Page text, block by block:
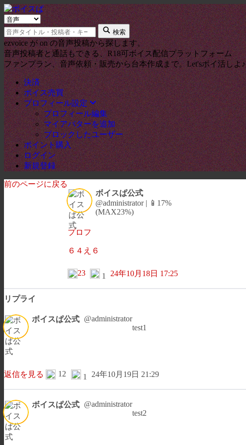
検索タイプ
キーワード
検索
ezvoice が on の音声投稿から探します。
音声投稿者と通話もできる、R18可ボイス配信プラットフォーム
ファンプラン、音声依頼・販売から台本作成まで。Let'sボイ活しよ♪
決済
ボイス売買
プロフィール設定
プロフィール編集
マイアバターを追加
ブロックしたユーザー
ポイント購入
ログイン
新規登録
前のページに戻る
プロフ
ボイスぱ公式
@administrator | 📱17%
(MAX23%)
６４え６
23 1 24年10月18日 17:25
リプライ
ボイスぱ公式 @administrator
test1
返信を見る 12 1 24年10月19日 21:29
ボイスぱ公式 @administrator
test2